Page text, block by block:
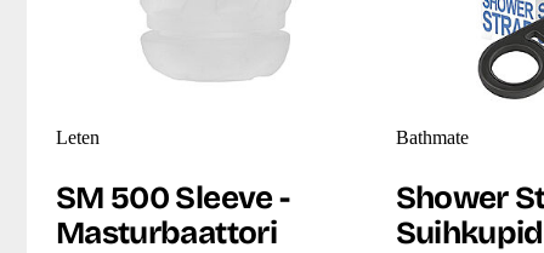
Leten
SM 500 Sleeve -
Masturbaattori
Bathmate
Shower